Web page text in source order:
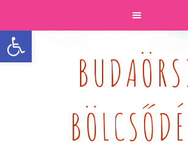
Eszköztár megnyitása